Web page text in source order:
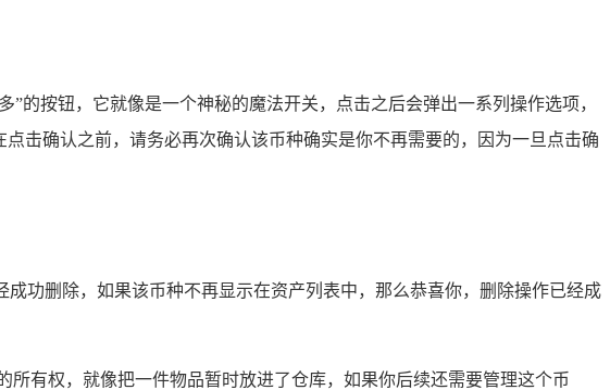
的按钮，它就像是一个神秘的魔法开关，点击之后会弹出一系列操作选项，
击确认之前，请务必再次确认该币种确实是你不再需要的，因为一旦点击确
功删除，如果该币种不再显示在资产列表中，那么恭喜你，删除操作已经成
有权，就像把一件物品暂时放进了仓库，如果你后续还需要管理这个币